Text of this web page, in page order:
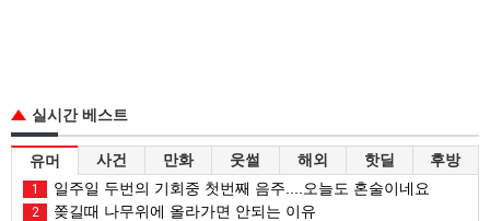
실시간 베스트
유머 사건 만화 웃썰 해외 핫딜 후방
1 일주일 두번의 기회중 첫번째 음주....오늘도 혼술이네요
2 쫒길때 나무위에 올라가면 안되는 이유